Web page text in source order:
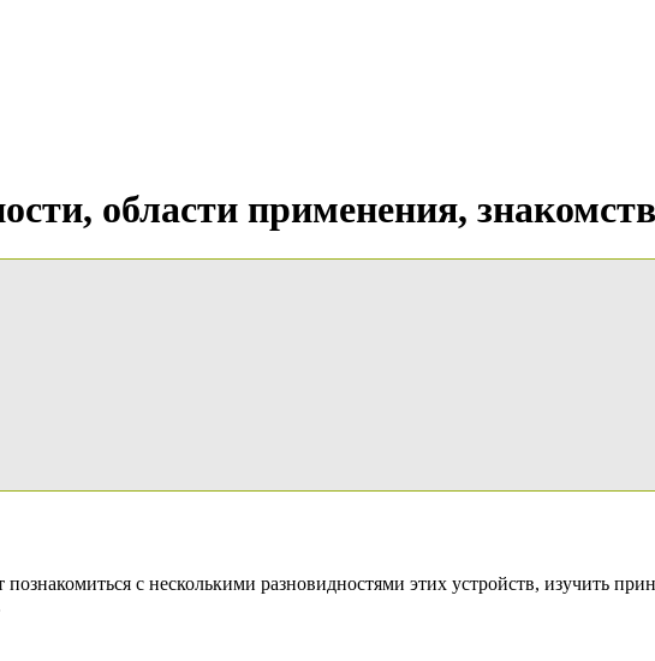
области применения,
с несколькими разновидностями этих устройств, изучить